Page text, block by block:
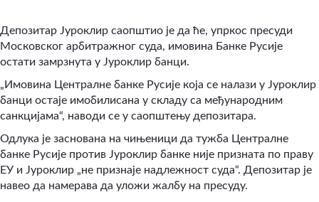
Депозитар Јуроклир саопштио је да ће, упркос пресуди
Московског арбитражног суда, имовина Банке Русије
остати замрзнута у Јуроклир банци.
„Имовина Централне банке Русије која се налази у Јуроклир
банци остаје имобилисана у складу са међународним
санкцијама“, наводи се у саопштењу депозитара.
Одлука је заснована на чињеници да тужба Централне
банке Русије против Јуроклир банке није призната по праву
ЕУ и Јуроклир „не признаје надлежност суда“. Депозитар је
навео да намерава да уложи жалбу на пресуду.